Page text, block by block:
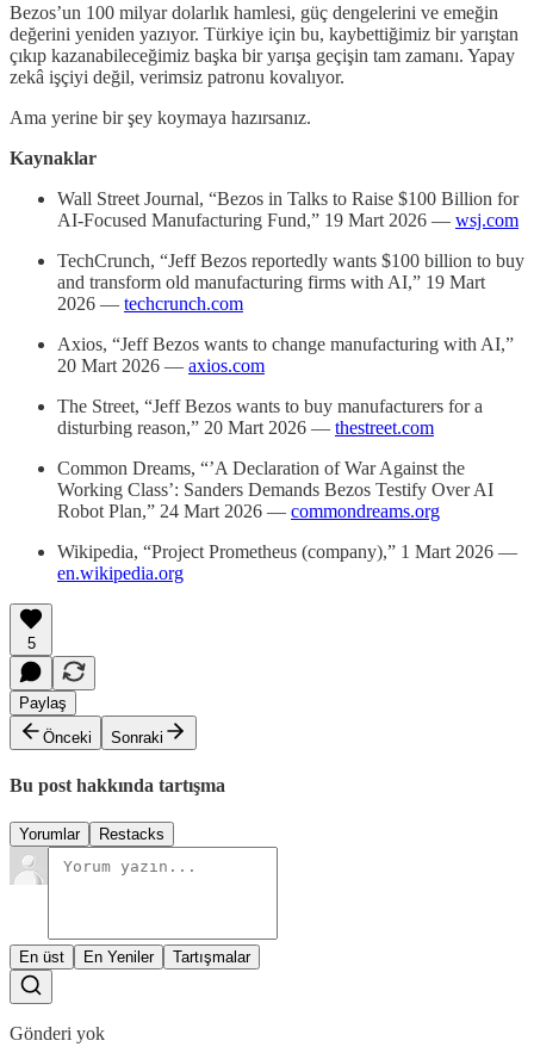
Bezos’un 100 milyar dolarlık hamlesi, güç dengelerini ve emeğin
değerini yeniden yazıyor. Türkiye için bu, kaybettiğimiz bir yarıştan
çıkıp kazanabileceğimiz başka bir yarışa geçişin tam zamanı. Yapay
zekâ işçiyi değil, verimsiz patronu kovalıyor.
Ama yerine bir şey koymaya hazırsanız.
Kaynaklar
Wall Street Journal, “Bezos in Talks to Raise $100 Billion for
AI-Focused Manufacturing Fund,” 19 Mart 2026 — wsj.com
TechCrunch, “Jeff Bezos reportedly wants $100 billion to buy
and transform old manufacturing firms with AI,” 19 Mart
2026 — techcrunch.com
Axios, “Jeff Bezos wants to change manufacturing with AI,”
20 Mart 2026 — axios.com
The Street, “Jeff Bezos wants to buy manufacturers for a
disturbing reason,” 20 Mart 2026 — thestreet.com
Common Dreams, “’A Declaration of War Against the
Working Class’: Sanders Demands Bezos Testify Over AI
Robot Plan,” 24 Mart 2026 — commondreams.org
Wikipedia, “Project Prometheus (company),” 1 Mart 2026 —
en.wikipedia.org
5
Paylaş
Önceki
Sonraki
Bu post hakkında tartışma
Yorumlar Restacks
En üst En Yeniler Tartışmalar
Gönderi yok